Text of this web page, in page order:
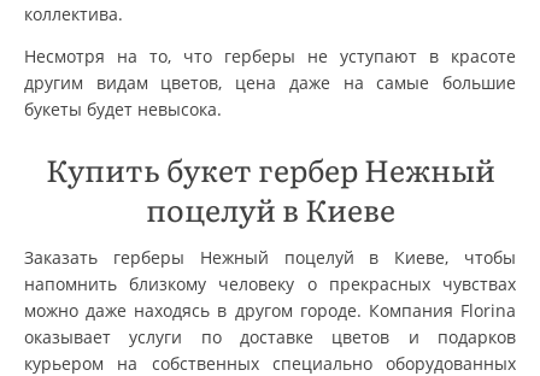
коллектива.
Несмотря на то, что герберы не уступают в красоте
другим видам цветов, цена даже на самые большие
букеты будет невысока.
Купить букет гербер Нежный
поцелуй в Киеве
Заказать герберы Нежный поцелуй в Киеве, чтобы
напомнить близкому человеку о прекрасных чувствах
можно даже находясь в другом городе. Компания Florina
оказывает услуги по доставке цветов и подарков
курьером на собственных специально оборудованных